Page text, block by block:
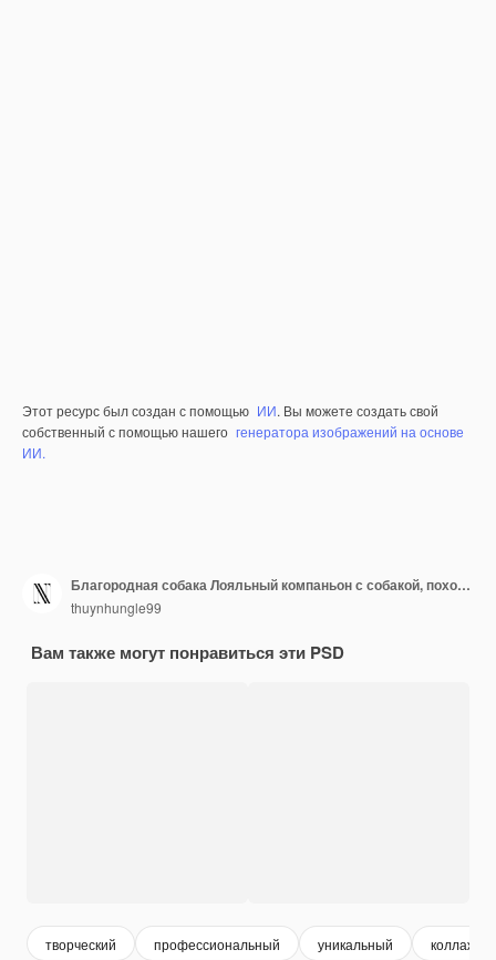
Этот ресурс был создан с помощью ИИ. Вы можете создать свой
собственный с помощью нашего генератора изображений на основе
ИИ.
Благородная собака Лояльный компаньон с собакой, похожей на форму шерсти Wagging Tai Изолированный 3D персонаж Иллюстрация
thuynhungle99
Вам также могут понравиться эти PSD
творческий профессиональный уникальный коллаж